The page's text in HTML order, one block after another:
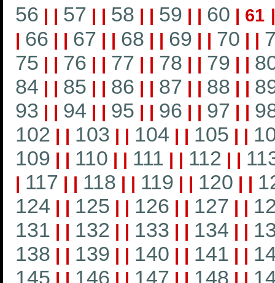
56 | | 57 | | 58 | | 59 | | 60 | 61
| 66 | | 67 | | 68 | | 69 | | 70 | |
75 | | 76 | | 77 | | 78 | | 79 | |
84 | | 85 | | 86 | | 87 | | 88 | |
93 | | 94 | | 95 | | 96 | | 97 | |
102 | | 103 | | 104 | | 105 | |
109 | | 110 | | 111 | | 112 | |
| 117 | | 118 | | 119 | | 120 | |
124 | | 125 | | 126 | | 127 | |
131 | | 132 | | 133 | | 134 | |
138 | | 139 | | 140 | | 141 | |
145 | | 146 | | 147 | | 148 | |